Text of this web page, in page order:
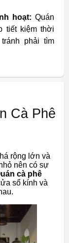
hoạt: Quán
tiết kiệm thời
phải tìm
Cà Phê
rộng lớn và
nên có sự
cà phê
sổ kính và